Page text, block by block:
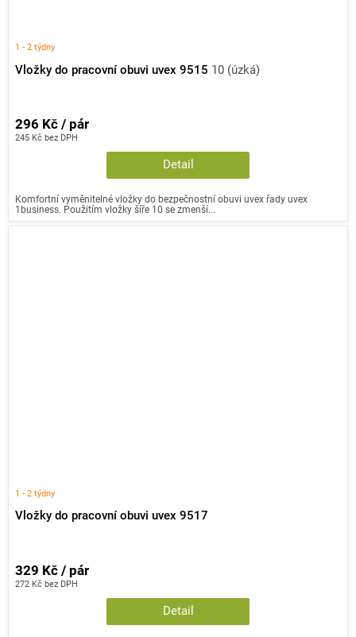
Vložky do pracovní obuvi uvex 9515 10 (úzká)
1 - 2 týdny
245 Kč bez DPH
296 Kč / pár
Detail
Komfortní vyměnitelné vložky do bezpečnostní obuvi uvex řady uvex
1business. Použitím vložky šíře 10 se zmenší...
Vložky do pracovní obuvi uvex 9517
1 - 2 týdny
272 Kč bez DPH
329 Kč / pár
Detail